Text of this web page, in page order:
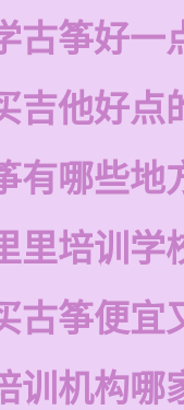
古筝好一
吉他好点
有哪些地
里培训学
古筝便宜
训机构哪